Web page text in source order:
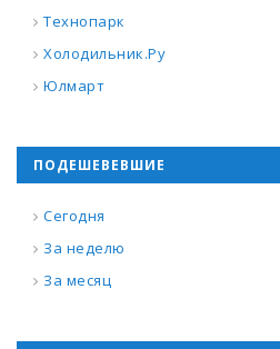
Технопарк
Холодильник.Ру
Юлмарт
ПОДЕШЕВЕВШИЕ
Сегодня
За неделю
За месяц